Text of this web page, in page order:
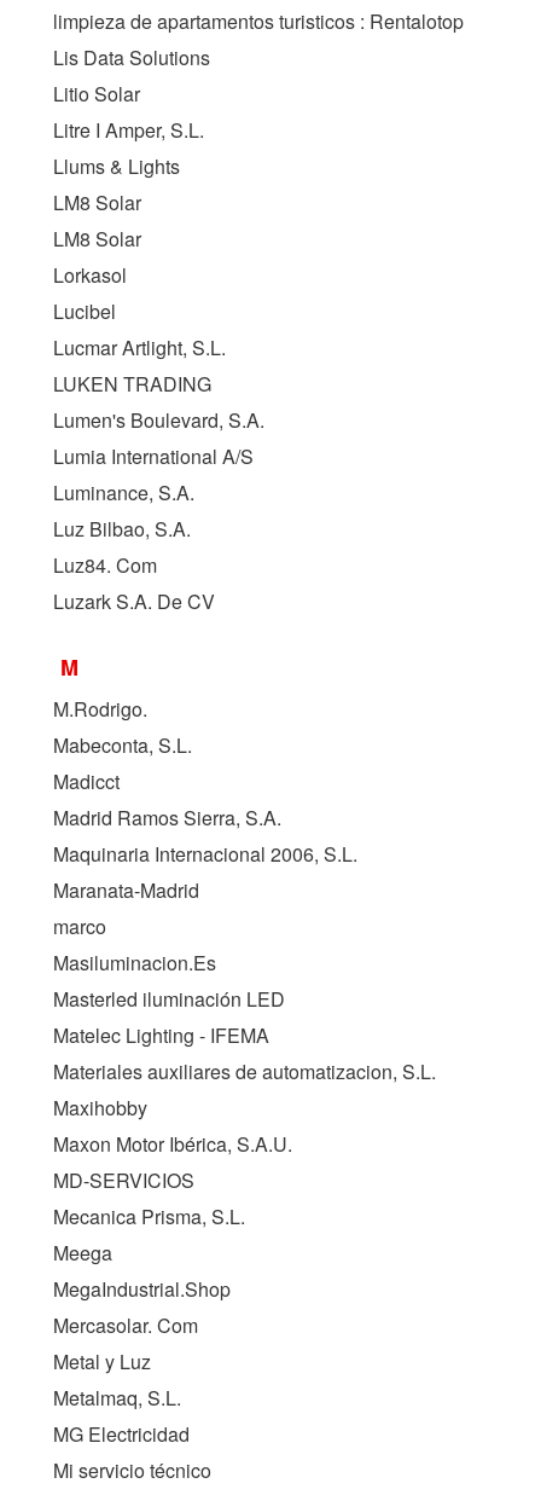
limpieza de apartamentos turisticos : Rentalotop
Lis Data Solutions
Litio Solar
Litre I Amper, S.L.
Llums & Lights
LM8 Solar
LM8 Solar
Lorkasol
Lucibel
Lucmar Artlight, S.L.
LUKEN TRADING
Lumen's Boulevard, S.A.
Lumia International A/S
Luminance, S.A.
Luz Bilbao, S.A.
Luz84. Com
Luzark S.A. De CV
M
M.Rodrigo.
Mabeconta, S.L.
Madicct
Madrid Ramos Sierra, S.A.
Maquinaria Internacional 2006, S.L.
Maranata-Madrid
marco
Masiluminacion.Es
Masterled iluminación LED
Matelec Lighting - IFEMA
Materiales auxiliares de automatizacion, S.L.
Maxihobby
Maxon Motor Ibérica, S.A.U.
MD-SERVICIOS
Mecanica Prisma, S.L.
Meega
MegaIndustrial.Shop
Mercasolar. Com
Metal y Luz
Metalmaq, S.L.
MG Electricidad
Mi servicio técnico